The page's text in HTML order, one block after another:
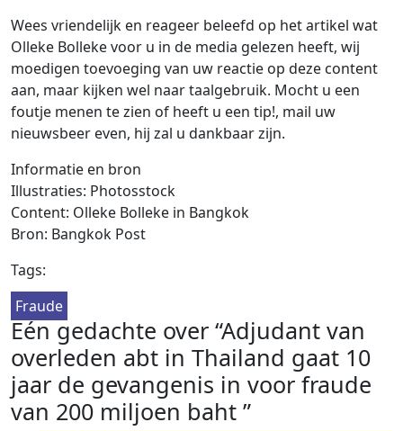
Wees vriendelijk en reageer beleefd op het artikel wat
Olleke Bolleke voor u in de media gelezen heeft, wij
moedigen toevoeging van uw reactie op deze content
aan, maar kijken wel naar taalgebruik. Mocht u een
foutje menen te zien of heeft u een tip!, mail uw
nieuwsbeer even, hij zal u dankbaar zijn.
Informatie en bron
Illustraties: Photosstock
Content: Olleke Bolleke in Bangkok
Bron: Bangkok Post
Tags:
Fraude
Eén gedachte over “Adjudant van
overleden abt in Thailand gaat 10
jaar de gevangenis in voor fraude
van 200 miljoen baht ”